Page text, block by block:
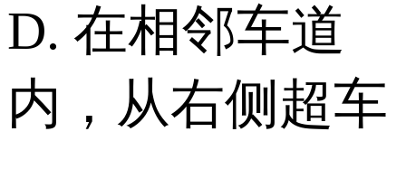
D. 在相邻车道
内，从右侧超车